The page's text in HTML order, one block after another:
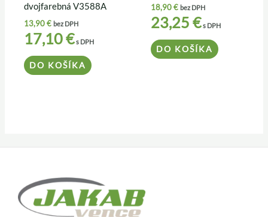
dvojfarebná V3588A
13,90€ bez DPH
17,10€s DPH
DO KOŠÍKA
18,90€ bez DPH
23,25 €s DPH
DO KOŠÍKA